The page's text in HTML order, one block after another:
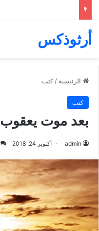
أرثوذكس
الرئيسية / كتب
كتب
بعد موت يعقوب
admin أكتوبر 24, 2018